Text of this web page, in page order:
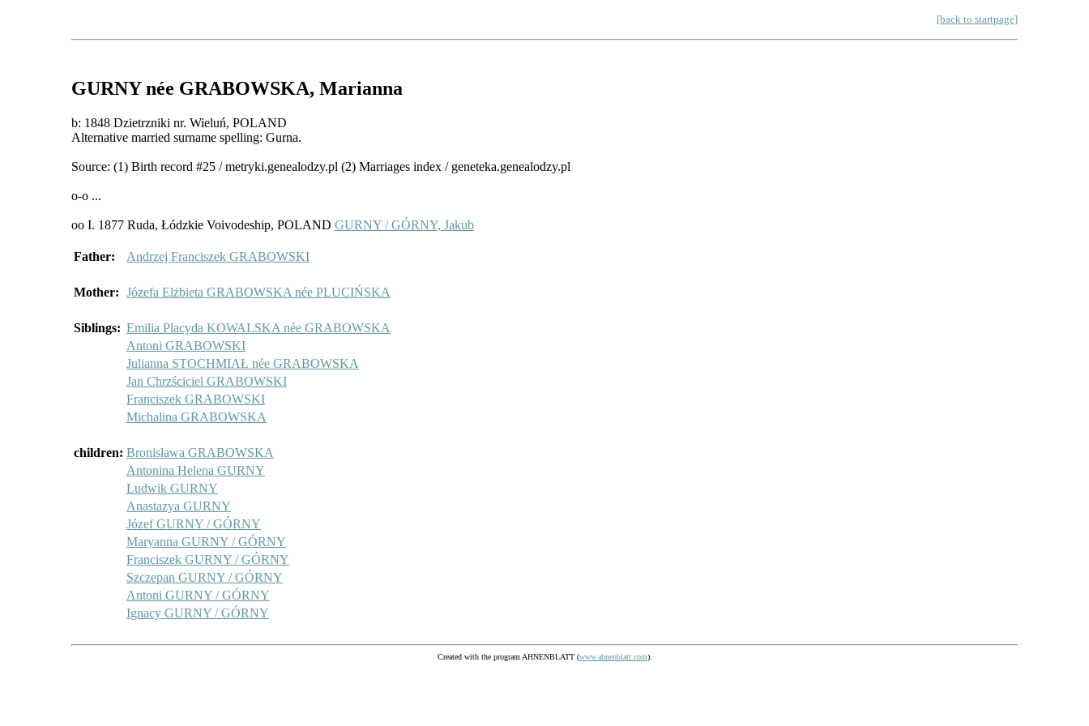
[back to startpage]
GURNY née GRABOWSKA, Marianna
b: 1848 Dzietrzniki nr. Wieluń, POLAND
Alternative married surname spelling: Gurna.
Source: (1) Birth record #25 / metryki.genealodzy.pl (2) Marriages index / geneteka.genealodzy.pl
o-o ...
oo I. 1877 Ruda, Łódzkie Voivodeship, POLAND GURNY / GÓRNY, Jakub
Father: Andrzej Franciszek GRABOWSKI
Mother: Józefa Elżbieta GRABOWSKA née PLUCIŃSKA
Siblings: Emilia Placyda KOWALSKA née GRABOWSKA
Antoni GRABOWSKI
Julianna STOCHMIAŁ née GRABOWSKA
Jan Chrzściciel GRABOWSKI
Franciszek GRABOWSKI
Michalina GRABOWSKA
children: Bronisława GRABOWSKA
Antonina Helena GURNY
Ludwik GURNY
Anastazya GURNY
Józef GURNY / GÓRNY
Maryanna GURNY / GÓRNY
Franciszek GURNY / GÓRNY
Szczepan GURNY / GÓRNY
Antoni GURNY / GÓRNY
Ignacy GURNY / GÓRNY
Created with the program AHNENBLATT (www.ahnenblatt.com).